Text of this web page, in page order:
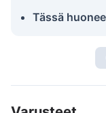
Tässä